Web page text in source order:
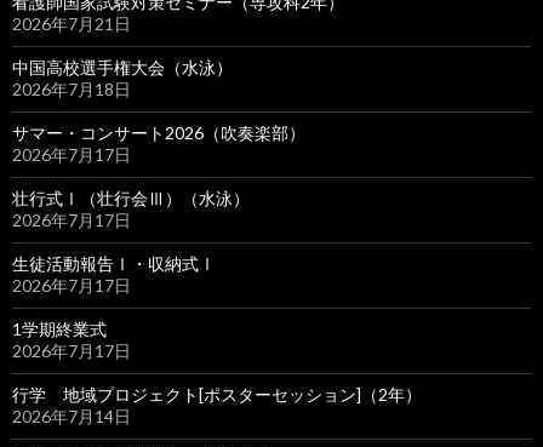
2026年7月21日
中国高校選手権大会（水泳）
2026年7月18日
サマー・コンサート2026（吹奏楽部）
2026年7月17日
壮行式Ⅰ（壮行会Ⅲ）（水泳）
2026年7月17日
生徒活動報告Ⅰ・収納式Ⅰ
2026年7月17日
1学期終業式
2026年7月17日
行学 地域プロジェクト[ポスターセッション]（2年）
2026年7月14日